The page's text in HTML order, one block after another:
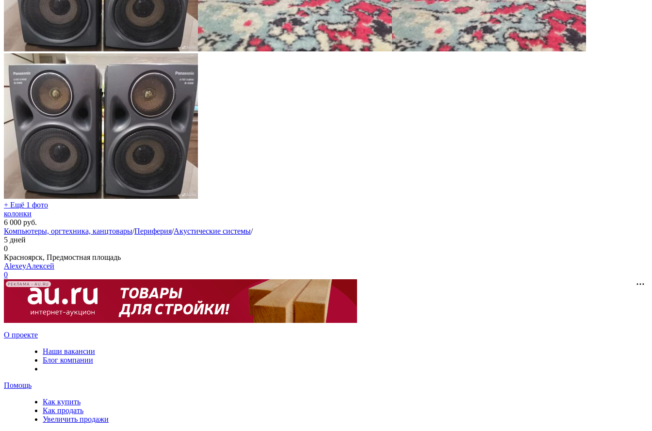
+ Ещё 1 фото
колонки
6 000 руб.
Компьютеры, оргтехника, канцтовары/Периферия/Акустические системы/
5 дней
0
Красноярск, Предмостная площадь
AlexeyАлексей
0
РЕКЛАМА • AU.RU
О проекте
Наши вакансии
Блог компании
Помощь
Как купить
Как продать
Увеличить продажи